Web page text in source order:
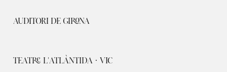
AUDITORI DE GIRONA
TEATRE L'ATLÀNTIDA · VIC